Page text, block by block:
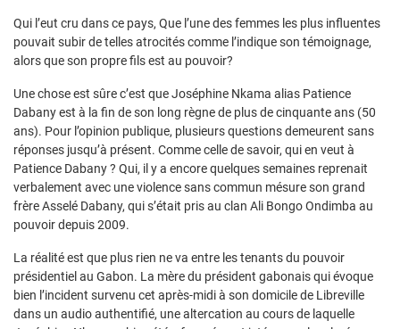
Qui l’eut cru dans ce pays, Que l’une des femmes les plus influentes
pouvait subir de telles atrocités comme l’indique son témoignage,
alors que son propre fils est au pouvoir?
Une chose est sûre c’est que Joséphine Nkama alias Patience
Dabany est à la fin de son long règne de plus de cinquante ans (50
ans). Pour l’opinion publique, plusieurs questions demeurent sans
réponses jusqu’à présent. Comme celle de savoir, qui en veut à
Patience Dabany ? Qui, il y a encore quelques semaines reprenait
verbalement avec une violence sans commun mésure son grand
frère Asselé Dabany, qui s’était pris au clan Ali Bongo Ondimba au
pouvoir depuis 2009.
La réalité est que plus rien ne va entre les tenants du pouvoir
présidentiel au Gabon. La mère du président gabonais qui évoque
bien l’incident survenu cet après-midi à son domicile de Libreville
dans un audio authentifié, une altercation au cours de laquelle